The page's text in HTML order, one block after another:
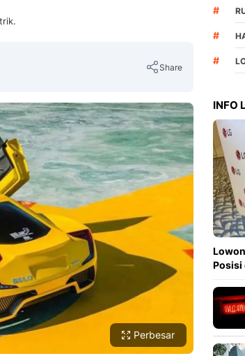
Share
Copy Link
Perbesar
#
#
#
INFO
Posisi